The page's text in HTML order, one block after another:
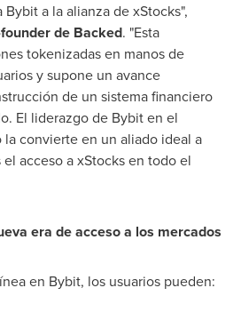
a la alianza de xStocks",
de Backed. "Esta
tokenizadas en manos de
y supone un avance
de un sistema financiero
El liderazgo de Bybit en el
convierte en un aliado ideal a
acceso a xStocks en todo el
era de acceso a los mercados
en Bybit, los usuarios pueden: